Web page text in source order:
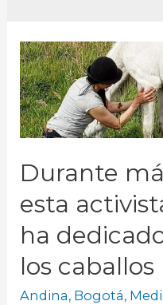
Durante
esta
ha
los caballos
Andina, Bogotá,